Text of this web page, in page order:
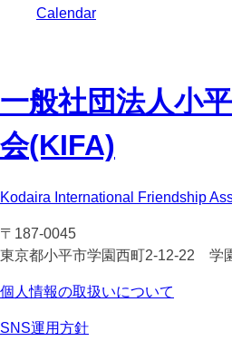
Calendar
一般社団法人小
会(KIFA)
Kodaira International Friendship
〒187-0045
東京都小平市学園西町2-12-22 学
個人情報の取扱いについて
SNS運用方針